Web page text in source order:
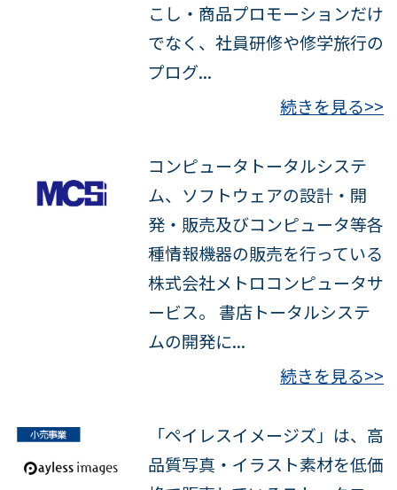
こし・商品プロモーションだけ
でなく、社員研修や修学旅行の
プログ...
続きを見る>>
コンピュータトータルシステ
ム、ソフトウェアの設計・開
発・販売及びコンピュータ等各
種情報機器の販売を行っている
株式会社メトロコンピュータサ
ービス。 書店トータルシステ
ムの開発に...
続きを見る>>
「ペイレスイメージズ」は、高
品質写真・イラスト素材を低価